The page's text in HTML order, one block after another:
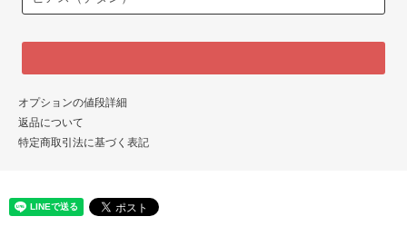
オプションの値段詳細
返品について
特定商取引法に基づく表記